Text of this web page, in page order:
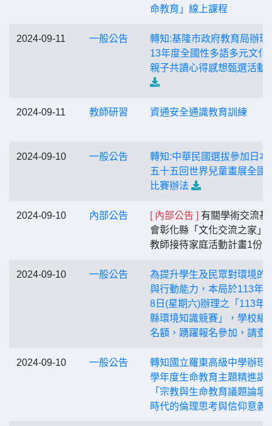
命教育」線上課程
2024-09-11 一般公告
轉知:基隆市政府教育局辦理
13年度全國性多語多元文化
親子共讀心得感想甄選活動
2024-09-11 教師研習 資通安全通識教育訓練
2024-09-10 一般公告
轉知:中華民國選拔參加日本
五十五回世界兒童畫展全國
比賽辦法
2024-09-10 內部公告 [ 內部公告 ] 有關學術交流基
會彰化縣「文化交流之家」
教師接待家庭活動計畫1份
2024-09-10 一般公告
為提升學生及民眾對環境的
與行動能力，本局於113年9
8日(星期六)辦理之「113年
縣環境知識競賽」，學校組
名額，踴躍報名參加，請查
2024-09-10 一般公告
轉知國立羅東高級中學辦理
學年度生命教育主題精進課
「宗教與生命教育議題論壇
時代的倫理思考與信仰意義